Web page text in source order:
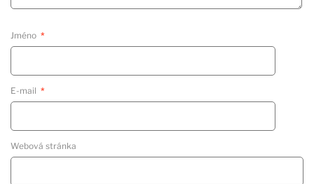
Jméno *
E-mail *
Webová stránka